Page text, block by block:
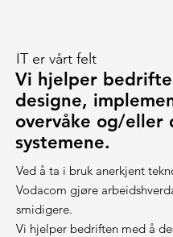
IT er vårt felt
Vi hjelper
designe,
overvåke og/eller
systemene.
Ved å ta i bruk anerkjent
Vodacom gjøre
smidigere.
Vi hjelper bedriften med å